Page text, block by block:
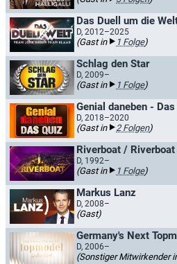
D, 2012–2025
(Gast in 1 Folge)
Schlag den Star
D, 2009–
(Gast in 1 Folge)
Genial daneben -
D, 2018–2020
(Gast in 2 Folgen)
Riverboat /
D, 1992–
(Gast in 1 Folge)
Markus Lanz
D, 2008–
(Gast)
Germany's Next
D, 2006–
(Sonstiger Mitwirkender